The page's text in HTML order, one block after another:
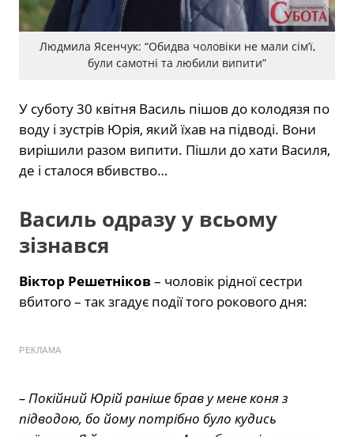
Людмила Ясенчук: “Обидва чоловіки не мали сім’ї,
були самотні та любили випити”
У суботу 30 квітня Василь пішов до колодязя по
воду і зустрів Юрія, який їхав на підводі. Вони
вирішили разом випити. Пішли до хати Василя,
де і сталося вбивство…
Василь одразу у всьому
зізнався
Віктор Решетніков– чоловік рідної сестри
вбитого – так згадує події того рокового дня:
РЕКЛАМА
– Покійний Юрій раніше брав у мене коня з
підводою, бо йому потрібно було кудись